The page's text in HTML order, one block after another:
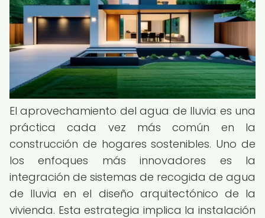
El aprovechamiento del agua de lluvia es una
práctica cada vez más común en la
construcción de hogares sostenibles. Uno de
los enfoques más innovadores es la
integración de sistemas de recogida de agua
de lluvia en el diseño arquitectónico de la
vivienda. Esta estrategia implica la instalación